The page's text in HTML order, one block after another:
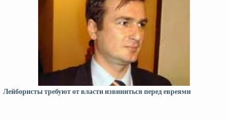
Лейбористы требуют от власти извиниться перед евреями